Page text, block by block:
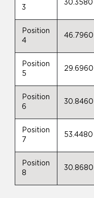
3
30.3580
Position
4
46.7960
Position
5
29.6960
Position
6
30.8460
Position
7
53.4480
Position
8
30.8680